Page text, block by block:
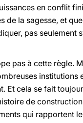
en conflit
de la sagesse, et
pas seulement
pas à cette règle.
institutions
Et cela se fait
de
qui rapportent